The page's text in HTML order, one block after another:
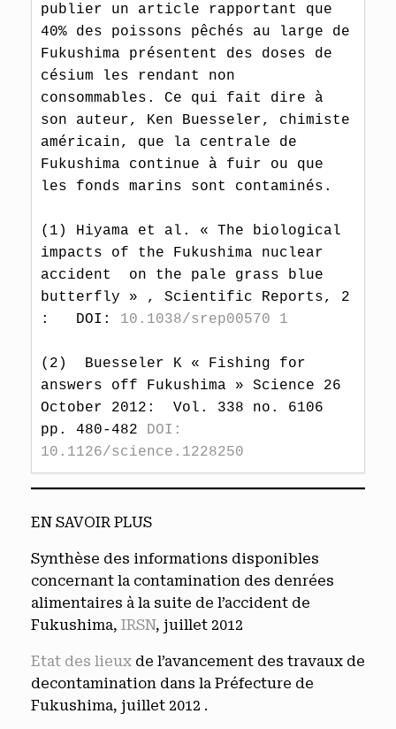
publier un article rapportant que
40% des poissons pêchés au large de
Fukushima présentent des doses de
césium les rendant non
consommables. Ce qui fait dire à
son auteur, Ken Buesseler, chimiste
américain, que la centrale de
Fukushima continue à fuir ou que
les fonds marins sont contaminés.
(1) Hiyama et al. « The biological
impacts of the Fukushima nuclear
accident  on the pale grass blue
butterfly » , Scientific Reports, 2
:   DOI: 10.1038/srep00570 1
(2)  Buesseler K « Fishing for
answers off Fukushima » Science 26
October 2012:  Vol. 338 no. 6106
pp. 480-482 DOI:
10.1126/science.1228250
EN SAVOIR PLUS
Synthèse des informations disponibles
concernant la contamination des denrées
alimentaires à la suite de l’accident de
Fukushima, IRSN, juillet 2012
Etat des lieux de l’avancement des travaux de
decontamination dans la Préfecture de
Fukushima, juillet 2012 .